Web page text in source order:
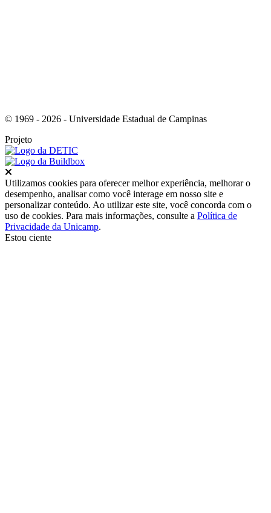
© 1969 - 2026 - Universidade Estadual de Campinas
Projeto
Utilizamos cookies para oferecer melhor experiência, melhorar o
desempenho, analisar como você interage em nosso site e
personalizar conteúdo. Ao utilizar este site, você concorda com o
uso de cookies. Para mais informações, consulte a Política de
Privacidade da Unicamp.
Estou ciente